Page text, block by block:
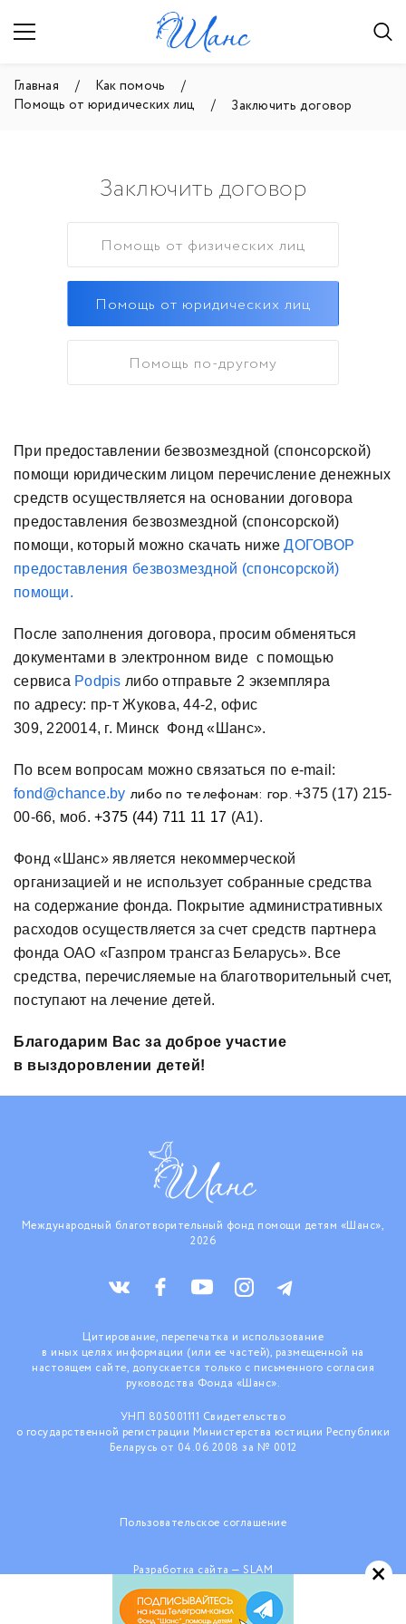
Главная
Как помочь
Помощь от юридических лиц
Заключить договор
Заключить договор
Помощь от физических лиц
Помощь от юридических лиц
Помощь по-другому
При предоставлении безвозмездной (спонсорской)
помощи юридическим лицом перечисление денежных
средств осуществляется на основании договора
предоставления безвозмездной (спонсорской)
помощи, который можно скачать нижеДОГОВОР
предоставления безвозмездной (спонсорской)
помощи.
После заполнения договора, просимобменяться
документами в электронном виде с помощью
сервиса Podpis либо отправьте 2 экземпляра
по адресу: пр-т Жукова, 44-2, офис
309, 220014, г. Минск Фонд «Шанс».
По всем вопросам можно связаться по е-mail:
fond@chance.by либо по телефонам: гор.+375 (17) 215-
00-66, моб.+375 (44) 711 11 17 (А1).
Фонд «Шанс» является некоммерческой
организацией и не использует собранные средства
на содержание фонда. Покрытие административных
расходов осуществляется за счет средств партнера
фонда ОАО «Газпром трансгаз Беларусь». Все
средства, перечисляемые на благотворительный счет,
поступают на лечение детей.
Благодарим Вас за доброе участие
в выздоровлении детей!
Международный благотворительный фонд помощи детям «Шанс»,
2026
Цитирование, перепечатка и использование
в иных целях информации (или ее частей), размещенной на
настоящем сайте, допускается только с письменного согласия
руководства Фонда «Шанс».
УНП 805001111 Свидетельство
о государственной регистрации Министерства юстиции Республики
Беларусь от 04.06.2008 за № 0012
Пользовательское соглашение
Разработка сайта — SLAM
При поддержке ООО «КраудТехнологии»
×